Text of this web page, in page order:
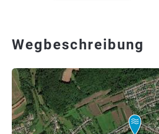
Wegbeschreibung